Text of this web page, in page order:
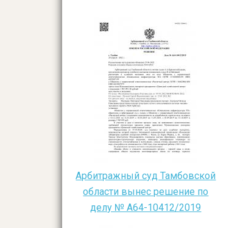
Арбитражный суд Тамбовской
области вынес решение по
делу № А64-10412/2019